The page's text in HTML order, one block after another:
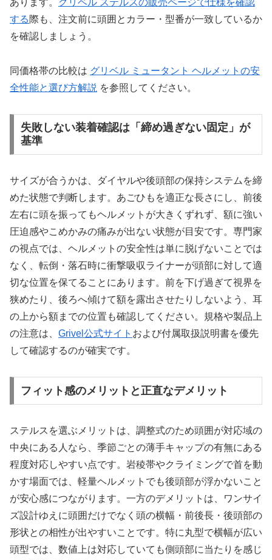
あります。 グリベル ステルスの販売ページで仕様を確認
する際も、注文前に頭囲とカラー・型番が一致しているか
を確認しましょう。
同価格帯の比較は グリベル ミュータント ヘルメットの安
全性能と選び方解説 を参照してください。
失敗しない装着確認は「締め過ぎない固定」が
基準
サイズが合うかは、ダイヤルや後頭部の保持システムを締
めた状態で判断します。あごひもを適正な長さにし、前後
左右に頭を振ってもヘルメットが大きくずれず、額に強い
圧迫感やこめかみの痛みが出ない状態が目安です。専門家
の視点では、ヘルメットの安全性は単に脱げないことでは
なく、転倒・落石時に衝撃吸収ライナーが頭部に対して適
切な位置を保てることにあります。前を下げ過ぎて視界を
狭めたり、後ろへ傾けて額を露出させたりしないよう、耳
の上から額までの位置も確認してください。規格や製品上
の注意は、 Grivel公式サイト および付属取扱説明書を優先
して確認するのが確実です。
フィット感のメリットと正直なデメリット
ステルスを選ぶメリットは、調整式のため頭囲が対応域の
中央にある人なら、季節ごとの薄手キャップの有無にある
程度対応しやすい点です。岩稜帯やクライミングで首を動
かす場面では、軽量ヘルメットでも後頭部が浮かないこと
が安心感につながります。一方のデメリットは、ワンサイ
ズ設計ゆえに頭囲だけでなく頭の横幅・前後長・後頭部の
形状との相性が出やすいことです。特に丸型で横幅が広い
頭型では、数値上は対応していても側頭部に当たりを感じ